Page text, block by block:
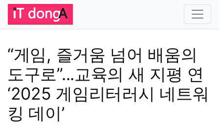
“게임, 즐거움 넘어 배움의
도구로”...교육의 새 지평 연
‘2025 게임리터러시 네트워
킹 데이’